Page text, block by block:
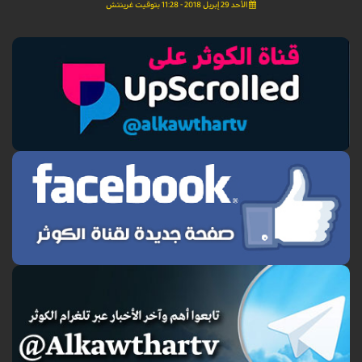
الأحد 29 إبريل 2018 - 11:28 بتوقيت غرينتش